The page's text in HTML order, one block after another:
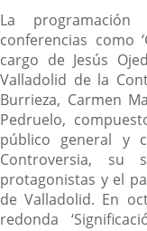
La
conferencias como
cargo de Jesús
Valladolid de la
Burrieza, Carmen
Pedruelo,
público general y
Controversia, su
protagonistas y el
de Valladolid. En
redonda